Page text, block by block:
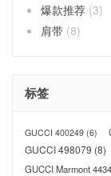
爆款推荐 (3)
肩带 (8)
标签
GUCCI 400249 (6)
GUCCI 498079 (8)
GUCCI Marmont